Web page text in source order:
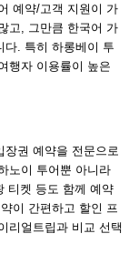
예약/고객 지원이 가
고, 그만큼 한국어 가
다. 특히 하롱베이 투
행자 이용률이 높은
권 예약을 전문으로
노이 투어뿐 아니라
티켓 등도 함께 예약
이 간편하고 할인 프
리얼트립과 비교 선택